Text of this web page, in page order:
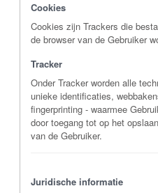
Cookies
Cookies zijn Trackers die
de browser van de Gebruiker
Tracker
Onder Tracker worden alle
unieke identificaties,
fingerprinting - waarmee
door toegang tot op het
van de Gebruiker.
Juridische informatie